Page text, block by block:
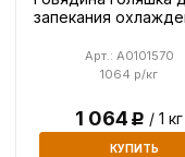
запекания
1064 р/кг
Арт.: A0101570
1 064Р / 1 кг
КУПИТЬ